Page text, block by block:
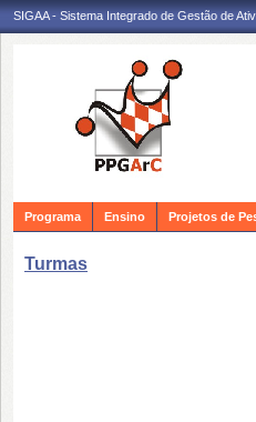
SIGAA - Sistema Integrado de Gestão de
Programa Ensino Projetos de
Turmas